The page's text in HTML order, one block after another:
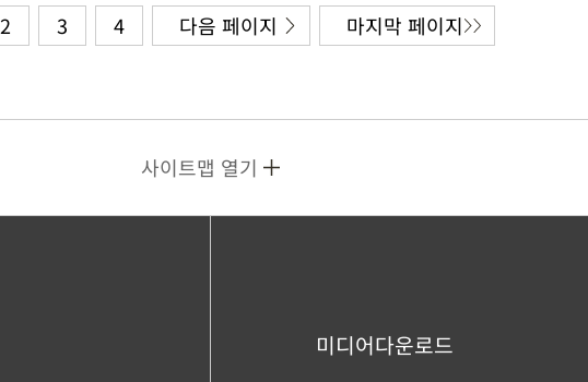
2 3 4 다음 페이지 마지막 페이지
사이트맵 열기
미디어다운로드